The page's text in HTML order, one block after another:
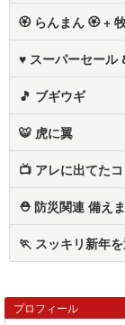
🏵️ らんまん 🏵️ +
♥ スーパーセール
🎵 ブギウギ
🐯 虎に翼
📺️ アレに出てた
⛑️ 防災関連 備え
🏃 スッキリ新年
プロフィール